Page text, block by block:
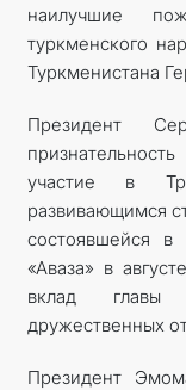
наилучшие
туркменского
Туркменистана
Президент
участие в
развивающимся
состоявшейся в
«Аваза» в
вклад главы
дружественных
Президент